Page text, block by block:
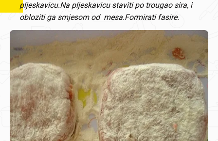
pljeskavicu.Na pljeskavicu staviti po trougao sira, i
obloziti ga smjesom od mesa.Formirati fasire.